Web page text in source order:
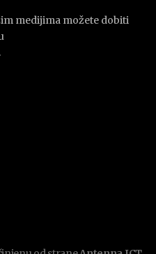
medijima možete dobiti
.